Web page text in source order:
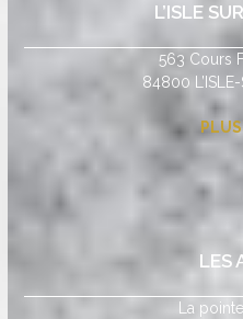
L’ISLE
563 Cours
84800
PLUS
LES
La